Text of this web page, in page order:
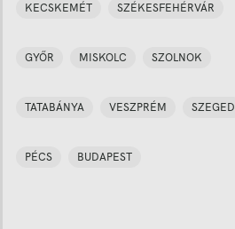
KECSKEMÉT SZÉKESFEHÉRVÁR
GYŐR MISKOLC SZOLNOK
TATABÁNYA VESZPRÉM SZEGED
PÉCS BUDAPEST